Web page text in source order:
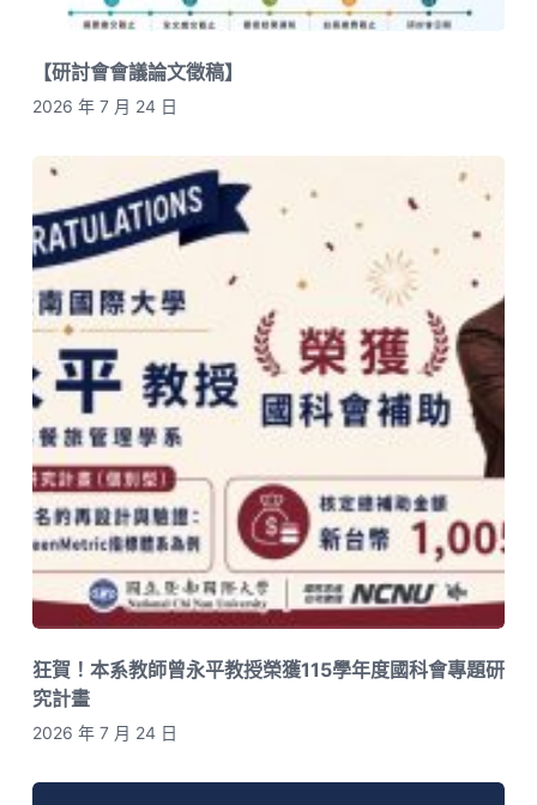
【研討會會議論文徵稿】
2026 年 7 月 24 日
狂賀！本系教師曾永平教授榮獲115學年度國科會專題研
究計畫
2026 年 7 月 24 日